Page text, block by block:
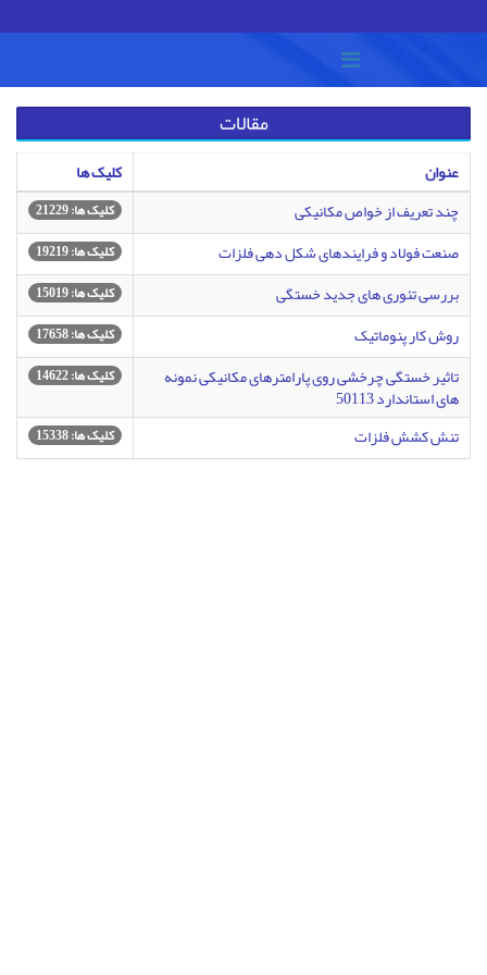
مقالات
عنوان
کلیک ها
چند تعریف از خواص مکانیکی
کلیک ها: 21229
صنعت فولاد و فرایندهای شكل دهی فلزات کلیک ها: 19219
بررسی تئوری های جدید خستگی کلیک ها: 15019
روش کار پنوماتیک کلیک ها: 17658
تاثیر خستگی چرخشی روی پارامترهای مکانیکی نمونه
های استاندارد 50113
کلیک ها: 14622
تنش کشش فلزات کلیک ها: 15338